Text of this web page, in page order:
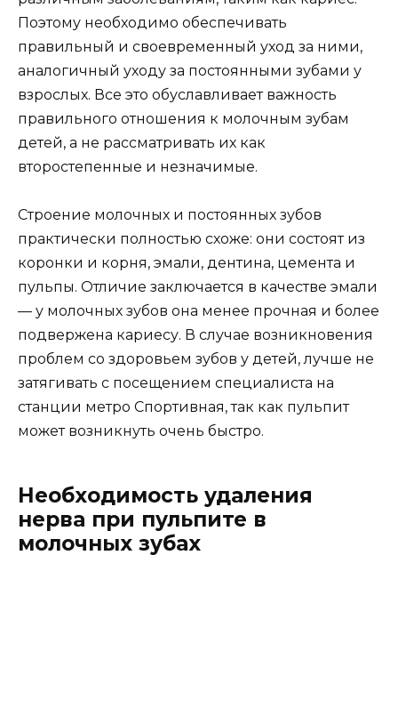
коронки и корня, эмали, дентина, цемента и
пульпы. Отличие заключается в качестве эмали
— у молочных зубов она менее прочная и более
подвержена кариесу. В случае возникновения
проблем со здоровьем зубов у детей, лучше не
затягивать с посещением специалиста на
Необходимость удаления
нерва при пульпите в
молочных зубах
Пульпит — это воспалительное заболевание
мягкой ткани зуба, которое имеет достаточно
серьезный характер. Для лечения приходится
прибегать к радикальным методам, а именно
пломбировкой каналов. В случае молочных
зубов, все происходит несколько иначе.
Корни молочных зубов находятся в процессе